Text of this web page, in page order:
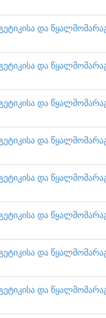
და
და
და
და
და
და
და
და